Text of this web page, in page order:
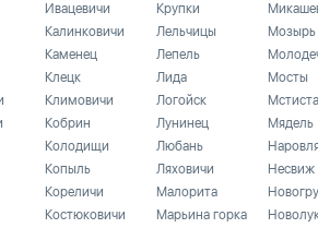
Ивацевичи
Калинковичи
Каменец
Клецк
Климовичи
Кобрин
Колодищи
Копыль
Кореличи
Костюковичи
Крупки
Лельчицы
Лепель
Лида
Логойск
Лунинец
Любань
Ляховичи
Малорита
Марьина горка
Мозырь
Мосты
Мядель
Несвиж